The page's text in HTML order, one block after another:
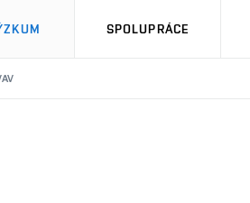
SPOLUPRÁCE